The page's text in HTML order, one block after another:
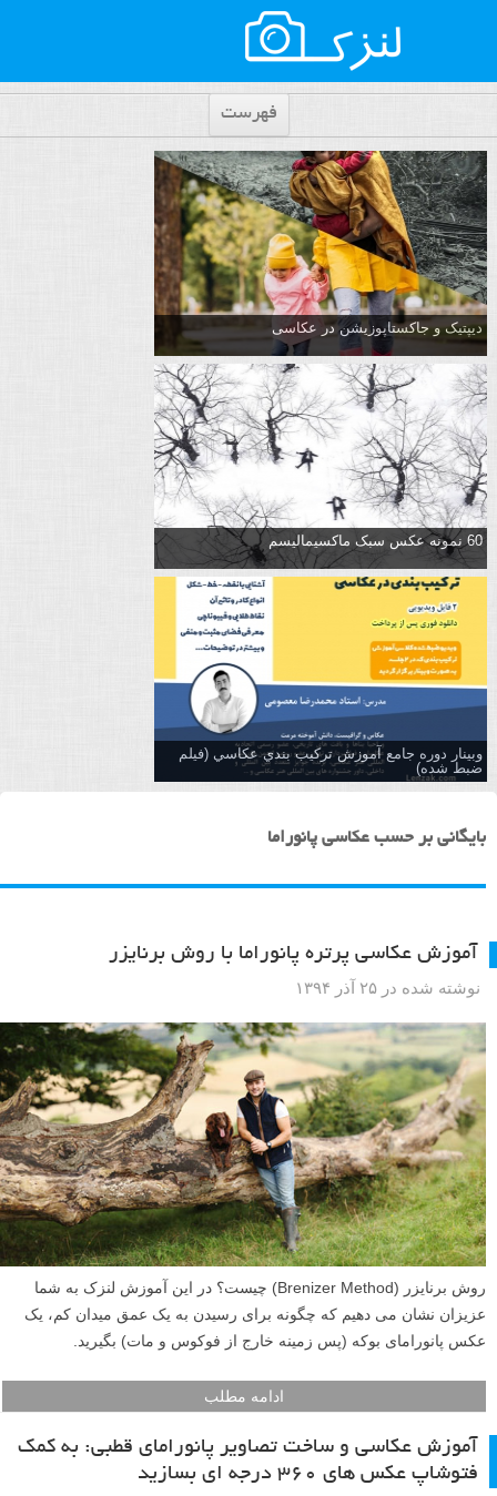
فهرست
دیپتیک و جاکستا‌پوزیشن در عکاسی
60 نمونه عکس سبک ماکسیمالیسم
وبینار دوره جامع آموزش تركيب بندي عكاسي (فیلم
ضبط شده)
بایگانی بر حسب عکاسی پانوراما
آموزش عکاسی پرتره پانوراما با روش برنایزر
نوشته شده در ۲۵ آذر ۱۳۹۴
روش برنایزر (Brenizer Method) چیست؟ در این آموزش لنزک به شما
عزیزان نشان می دهیم که چگونه برای رسیدن به یک عمق میدان کم، یک
عکس پانورامای بوکه (پس زمینه خارج از فوکوس و مات) بگیرید.
ادامه مطلب
آموزش عکاسی و ساخت تصاویر پانورامای قطبی: به کمک
فتوشاپ عکس های ۳۶۰ درجه ای بسازید